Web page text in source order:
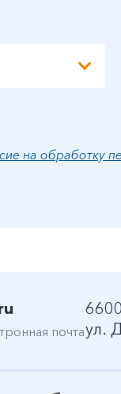
на обработку
почтаул.